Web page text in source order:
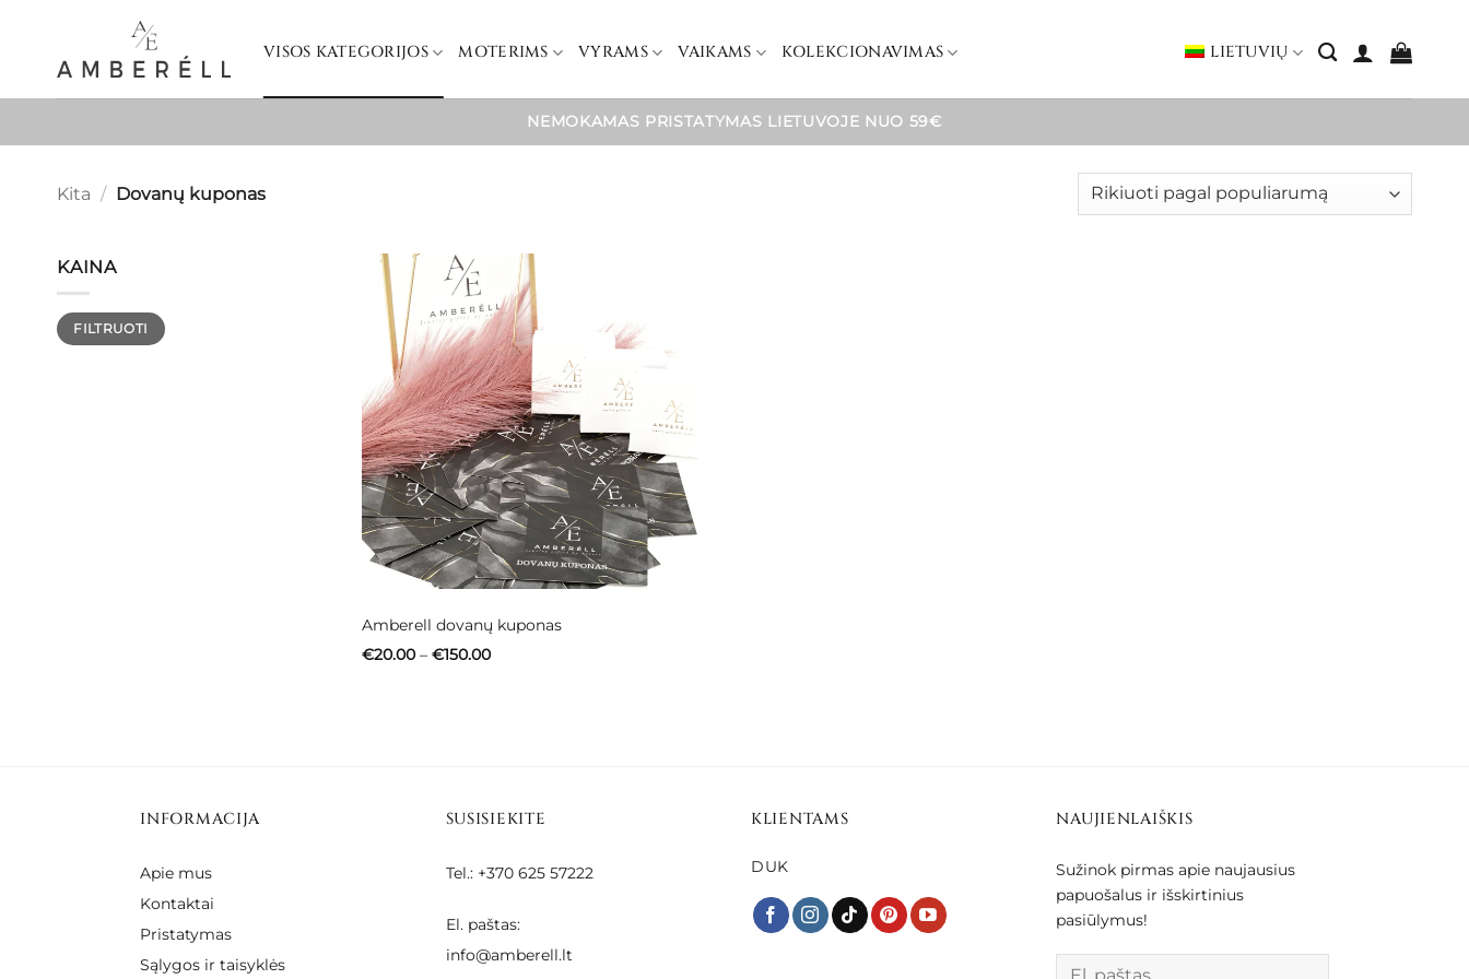
content
VISOS KATEGORIJOS MOTERIMS VYRAMS VAIKAMS KOLEKCIONAVIMAS LIETUVIŲ
NEMOKAMAS PRISTATYMAS LIETUVOJE NUO 59€
Kita / Dovanų kuponas
KAINA
Min
kaina
Maks
kainaFILTRUOTI
Amberell dovanų kuponas
€20.00 – €150.00Price
INFORMACIJA
Apie mus
Kontaktai
Pristatymas
Sąlygos ir taisyklės
SUSISIEKITE
Tel.: +370 625 57222
El. paštas:
info@amberell.lt
KLIENTAMS
DUK
NAUJIENLAIŠKIS
Sužinok pirmas apie naujausius
papuošalus ir išskirtinius
pasiūlymus!